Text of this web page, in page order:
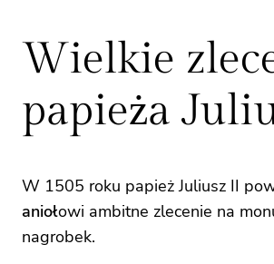
Wielkie
papieża
W 1505 roku papież Juliusz II
aniołowi ambitne zlecenie na
nagrobek.